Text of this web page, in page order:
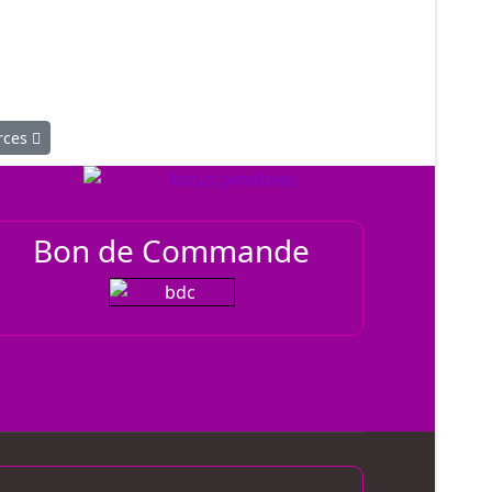
des Ressources
Bon de Commande